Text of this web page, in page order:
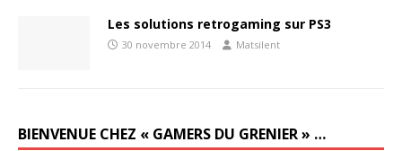
Les solutions retrogaming sur PS3
30 novembre 2014 Matsilent
BIENVENUE CHEZ « GAMERS DU GRENIER » …